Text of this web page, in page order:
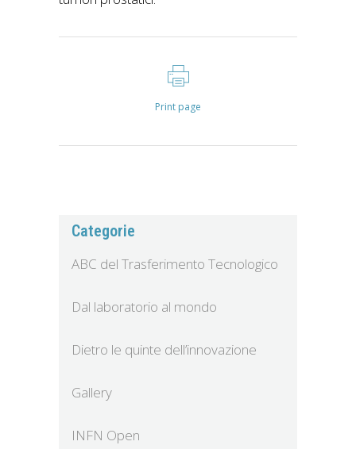
Print page
Categorie
ABC del Trasferimento Tecnologico
Dal laboratorio al mondo
Dietro le quinte dell’innovazione
Gallery
INFN Open